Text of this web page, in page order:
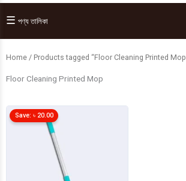
☰ পণ্য তালিকা
Home / Products tagged “Floor Cleaning Printed
Floor Cleaning Printed Mop
Save: ৳ 20.00